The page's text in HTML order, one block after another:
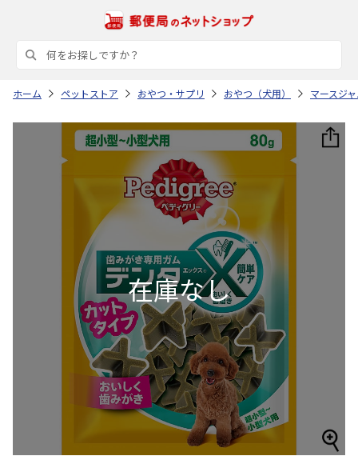
ホーム ペットストア おやつ・サプリ おやつ（犬用） マースジ